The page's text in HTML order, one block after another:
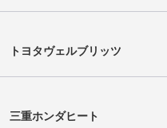
Fumiya Dobashi
トヨタヴェルブリッツ
三重ホンダヒート